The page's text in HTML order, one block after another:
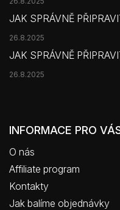
JAK SPRÁVNĚ
26.8.2025
JAK SPRÁVNĚ
26.8.2025
INFORMACE PRO
O nás
Affiliate program
Kontakty
Jak balíme objednávky